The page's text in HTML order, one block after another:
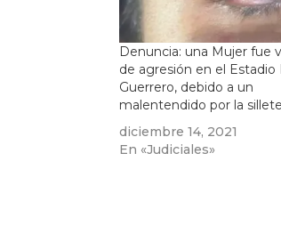
Denuncia: una Mujer fue
de agresión en el Estadio
Guerrero, debido a un
malentendido por la
diciembre 14, 2021
En «Judiciales»